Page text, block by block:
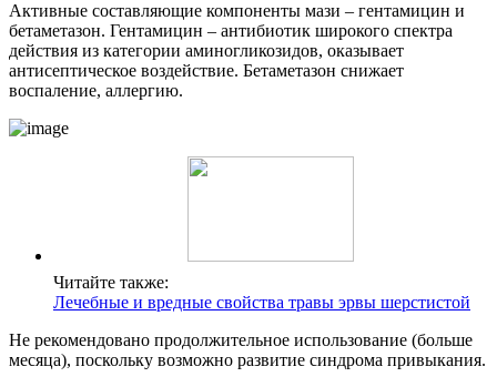
Активные составляющие компоненты мази – гентамицин и
бетаметазон. Гентамицин – антибиотик широкого спектра
действия из категории аминогликозидов, оказывает
антисептическое воздействие. Бетаметазон снижает
воспаление, аллергию.
Читайте также:
Лечебные и вредные свойства травы эрвы шерстистой
Не рекомендовано продолжительное использование (больше
месяца), поскольку возможно развитие синдрома привыкания.